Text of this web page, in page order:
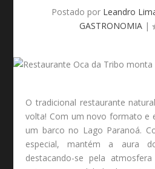
Postado por Leandro
GASTRONOMIA |
O tradicional restaurante
volta! Com um novo formato e
um barco no Lago Paranoá.
especial, mantém a aura
destacando-se pela